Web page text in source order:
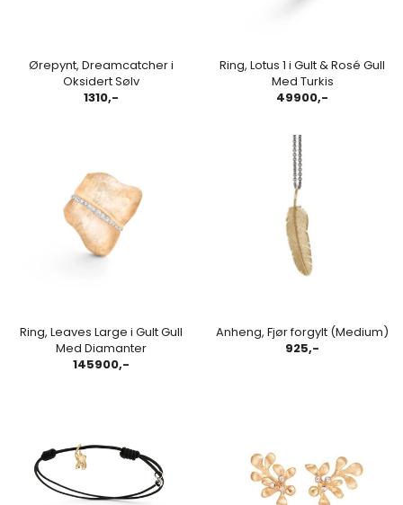
Ørepynt, Dreamcatcher i
Oksidert Sølv
1310,-
Ring, Lotus 1 i Gult & Rosé Gull
Med Turkis
49900,-
Ring, Leaves Large i Gult Gull
Med Diamanter
145900,-
Anheng, Fjør forgylt (Medium)
925,-